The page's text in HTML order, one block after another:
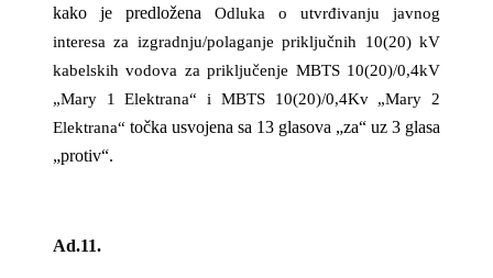
kako je predložena Odluka o utvrđivanju javnog
interesa za izgradnju/polaganje priključnih 10(20) kV
kabelskih vodova za priključenje MBTS 10(20)/0,4kV
„Mary 1 Elektrana“ i MBTS 10(20)/0,4Kv „Mary 2
Elektrana“ točka usvojena sa 13 glasova „za“ uz 3 glasa
„protiv“.
Ad.11.